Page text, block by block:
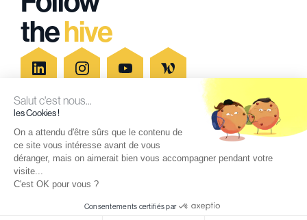
thehive
Secteurs d'activités
Recrutement
Agences
Actualités
Blog
Salut c'est nous...
les Cookies !
On a attendu d'être sûrs que le contenu de
ce site vous intéresse avant de vous
déranger, mais on aimerait bien vous accompagner pendant votre
visite...
C'est OK pour vous ?
Consentements certifiés par